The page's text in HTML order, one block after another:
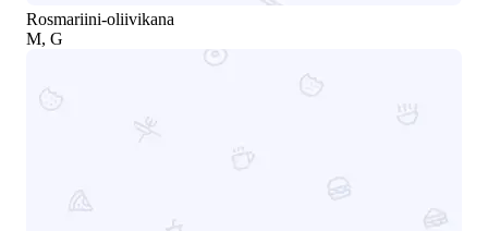
Rosmariini-oliivikana
M, G